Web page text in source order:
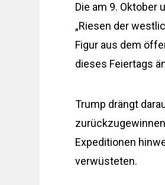
Die am 9.
„Riesen der
Figur aus dem
dieses Feiertags
Trump drängt
Expeditionen
verwüsteten.